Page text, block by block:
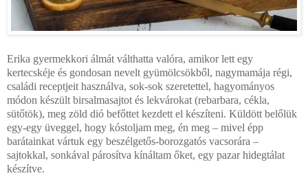
Erika gyermekkori álmát válthatta valóra, amikor lett egy
kertecskéje és gondosan nevelt gyümölcsökből, nagymamája régi,
családi receptjeit használva, sok-sok szeretettel, hagyományos
módon készült birsalmasajtot és lekvárokat (rebarbara, cékla,
sütőtök), meg zöld dió befőttet kezdett el készíteni. Küldött belőlük
egy-egy üveggel, hogy kóstoljam meg, én meg – mivel épp
barátainkat vártuk egy beszélgetős-borozgatós vacsorára –
sajtokkal, sonkával párosítva kínáltam őket, egy pazar hidegtálat
készítve.